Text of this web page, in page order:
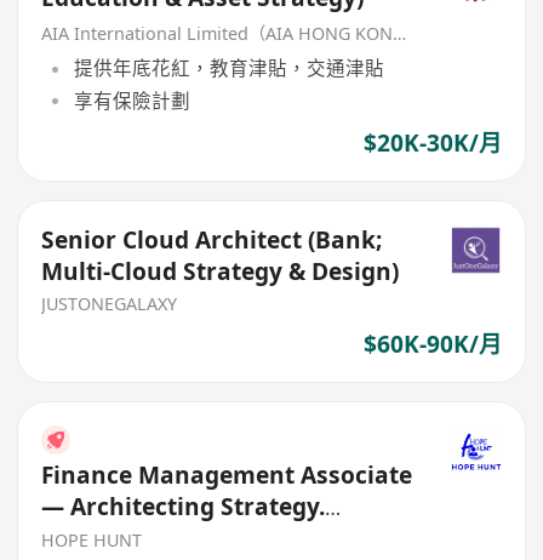
AIA International Limited（AIA HONG KONG）
提供年底花紅，教育津貼，交通津貼
享有保險計劃
$20K-30K/月
Senior Cloud Architect (Bank;
Multi-Cloud Strategy & Design)
JUSTONEGALAXY
$60K-90K/月
Finance Management Associate
— Architecting Strategy.
Mastering Markets
HOPE HUNT